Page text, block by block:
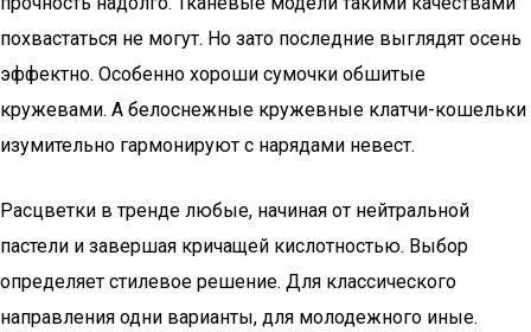
похвастаться не могут. Но зато последние выглядят осень
эффектно. Особенно хороши сумочки обшитые
кружевами. А белоснежные кружевные клатчи-кошельки
изумительно гармонируют с нарядами невест.
Расцветки в тренде любые, начиная от нейтральной
пастели и завершая кричащей кислотностью. Выбор
определяет стилевое решение. Для классического
направления одни варианты, для молодежного иные.